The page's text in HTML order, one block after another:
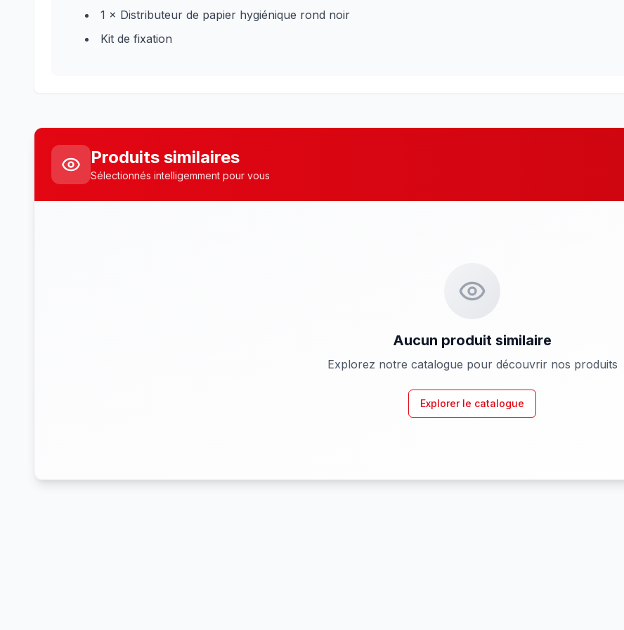
1 × Distributeur de papier hygiénique rond noir
Kit de fixation
Produits similaires
Sélectionnés intelligemment pour vous
Aucun produit similaire
Explorez notre catalogue pour découvrir nos produits
Explorer le catalogue